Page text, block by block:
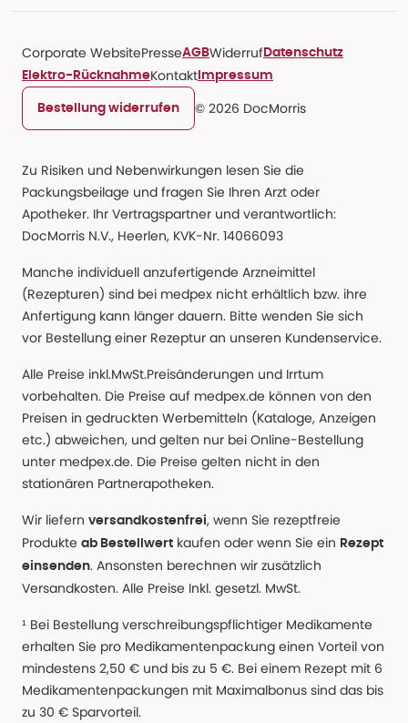
Corporate WebsitePresseAGBWiderruf Datenschutz
Elektro-RücknahmeKontakt Impressum
Bestellung widerrufen © 2026 DocMorris
Zu Risiken und Nebenwirkungen lesen Sie die
Packungsbeilage und fragen Sie Ihren Arzt oder
Apotheker. Ihr Vertragspartner und verantwortlich:
DocMorris N.V., Heerlen, KVK-Nr. 14066093
Manche individuell anzufertigende Arzneimittel
(Rezepturen) sind bei medpex nicht erhältlich bzw. ihre
Anfertigung kann länger dauern. Bitte wenden Sie sich
vor Bestellung einer Rezeptur an unseren Kundenservice.
Alle Preise inkl.MwSt.Preisänderungen und Irrtum
vorbehalten. Die Preise auf medpex.de können von den
Preisen in gedruckten Werbemitteln (Kataloge, Anzeigen
etc.) abweichen, und gelten nur bei Online-Bestellung
unter medpex.de. Die Preise gelten nicht in den
stationären Partnerapotheken.
Wir liefern versandkostenfrei, wenn Sie rezeptfreie
Produkte ab Bestellwert kaufen oder wenn Sie ein Rezept
einsenden. Ansonsten berechnen wir zusätzlich
Versandkosten. Alle Preise Inkl. gesetzl. MwSt.
¹ Bei Bestellung verschreibungspflichtiger Medikamente
erhalten Sie pro Medikamentenpackung einen Vorteil von
mindestens 2,50 € und bis zu 5 €. Bei einem Rezept mit 6
Medikamentenpackungen mit Maximalbonus sind das bis
zu 30 € Sparvorteil.